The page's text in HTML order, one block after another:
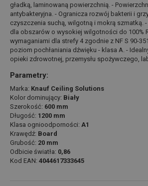
gładką, laminowaną powierzchnią. -
antybakteryjna. - Ogranicza rozwój bakterii i
czyszczenia suchą, wilgotną i mokrą szmatką.
dla obszarów o wysokiej wilgotności do 100%
wymaganiami dla strefy 4 zgodnie z NF S 90-
poziom pochłaniania dźwięku - klasa A. -
opieki zdrowotnej, przemysłu spożywczego,
Parametry:
Marka: Knauf Ceiling Solutions
Kolor dominujący: Biały
Szerokość: 600 mm
Długość: 1200 mm
Klasa ognioodporności: A1
Krawędź: Board
Grubość: 20 mm
Odbicie światła: 0,86
Kod EAN: 4044617333645